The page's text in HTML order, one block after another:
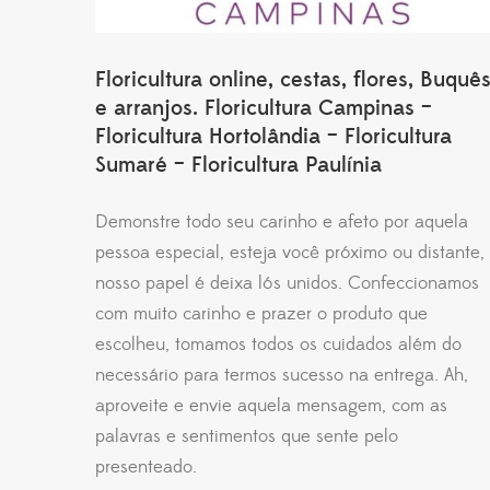
Floricultura online, cestas, flores, Buquês
e arranjos. Floricultura Campinas –
Floricultura Hortolândia – Floricultura
Sumaré – Floricultura Paulínia
Demonstre todo seu carinho e afeto por aquela
pessoa especial, esteja você próximo ou distante,
nosso papel é deixa lós unidos. Confeccionamos
com muito carinho e prazer o produto que
escolheu, tomamos todos os cuidados além do
necessário para termos sucesso na entrega. Ah,
aproveite e envie aquela mensagem, com as
palavras e sentimentos que sente pelo
presenteado.